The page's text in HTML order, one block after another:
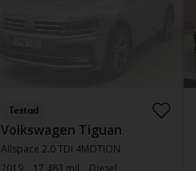
Testad
Volkswagen Tiguan
Allspace 2.0 TDI 4MOTION
2019
17 483 mil
Diesel